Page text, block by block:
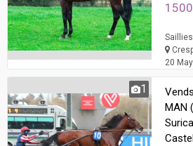
Saillies
20
1
MAN